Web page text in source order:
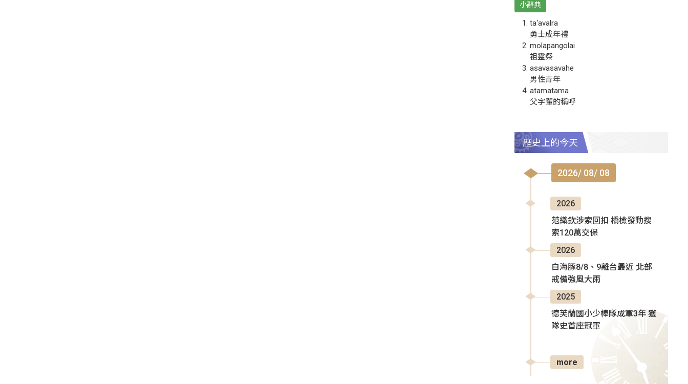
小辭典
ta‘avalra
勇士成年禮
molapangolai
祖靈祭
asavasavahe
男性青年
atamatama
父字輩的稱呼
歷史上的今天
2026/ 08/ 08
2026
范織欽涉索回扣 橋檢發動搜
索120萬交保
2026
白海豚8/8、9離台最近 北部
戒備強風大雨
2025
德芙蘭國小少棒隊成軍3年 獲
隊史首座冠軍
more